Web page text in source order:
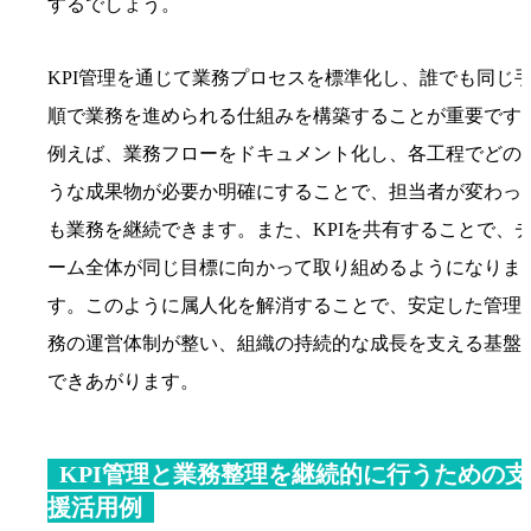
するでしょう。
KPI管理を通じて業務プロセスを標準化し、誰でも同じ
順で業務を進められる仕組みを構築することが重要です
例えば、業務フローをドキュメント化し、各工程でどの
うな成果物が必要か明確にすることで、担当者が変わっ
も業務を継続できます。また、KPIを共有することで、
ーム全体が同じ目標に向かって取り組めるようになりま
す。このように属人化を解消することで、安定した管理
務の運営体制が整い、組織の持続的な成長を支える基盤
できあがります。
KPI管理と業務整理を継続的に行うための支
援活用例